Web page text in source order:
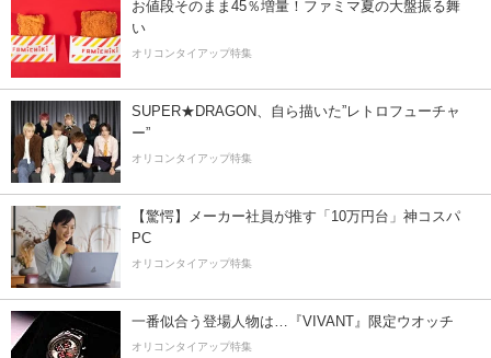
お値段そのまま45％増量！ファミマ夏の大盤振る舞
い
オリコンタイアップ特集
SUPER★DRAGON、自ら描いた”レトロフューチャ
ー”
オリコンタイアップ特集
【驚愕】メーカー社員が推す「10万円台」神コスパ
PC
オリコンタイアップ特集
一番似合う登場人物は…『VIVANT』限定ウオッチ
オリコンタイアップ特集